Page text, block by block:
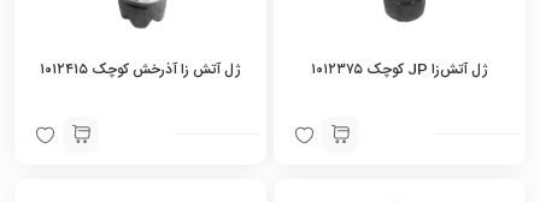
ژل آتش‌زا JP کوچک ۱۰۱۲۳۷۵ ژل آتش زا آذرخش کوچک ۱۰۱۲۴۱۵